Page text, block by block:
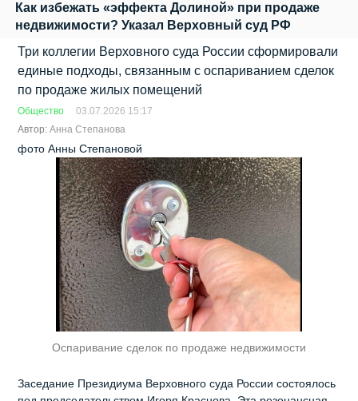
Как избежать «эффекта Долиной» при продаже
недвижимости? Указал Верховный суд РФ
Три коллегии Верховного суда России сформировали
единые подходы, связанным с оспариванием сделок
по продаже жилых помещений
Общество
03.07.2026 15:17
Автор:Анна Степанова
фото Анны Степановой
Оспаривание сделок по продаже недвижимости
Заседание Президиума Верховного суда России состоялось